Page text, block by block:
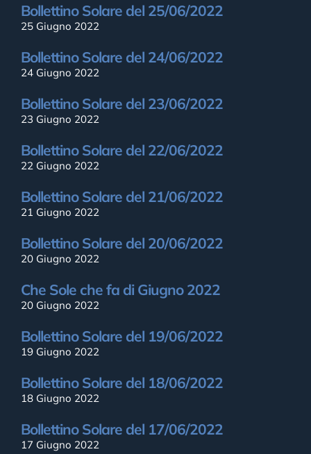
Bollettino Solare del 25/06/2022
25 Giugno 2022
Bollettino Solare del 24/06/2022
24 Giugno 2022
Bollettino Solare del 23/06/2022
23 Giugno 2022
Bollettino Solare del 22/06/2022
22 Giugno 2022
Bollettino Solare del 21/06/2022
21 Giugno 2022
Bollettino Solare del 20/06/2022
20 Giugno 2022
Che Sole che fa di Giugno 2022
20 Giugno 2022
Bollettino Solare del 19/06/2022
19 Giugno 2022
Bollettino Solare del 18/06/2022
18 Giugno 2022
Bollettino Solare del 17/06/2022
17 Giugno 2022